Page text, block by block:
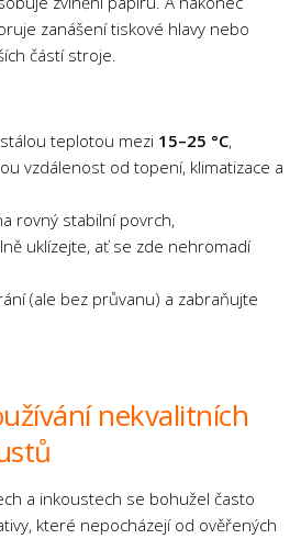
zanášení tiskové hlavy nebo
částí stroje.
teplotou mezi 15–25 °C,
vzdálenost od topení, klimatizace a
rovný stabilní povrch,
uklízejte, ať se zde nehromadí
(ale bez průvanu) a zabraňujte
nekvalitních
a inkoustech se bohužel často
které nepocházejí od ověřených